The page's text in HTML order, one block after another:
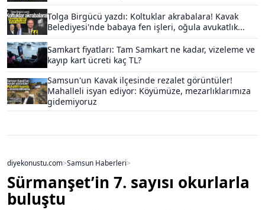
Tolga Birgücü yazdı: Koltuklar akrabalara! Kavak
Belediyesi'nde babaya fen işleri, oğula avukatlık...
Samkart fiyatları: Tam Samkart ne kadar, vizeleme ve
kayıp kart ücreti kaç TL?
Samsun'un Kavak ilçesinde rezalet görüntüler!
Mahalleli isyan ediyor: Köyümüze, mezarlıklarımıza
gidemiyoruz
diyekonustu.com>Samsun Haberleri>
Sürmanşet’in 7. sayısı okurlarla
buluştu